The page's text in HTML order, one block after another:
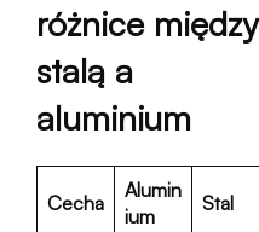
różnice między
stalą a
aluminium
Cecha
Alumin
ium
Stal